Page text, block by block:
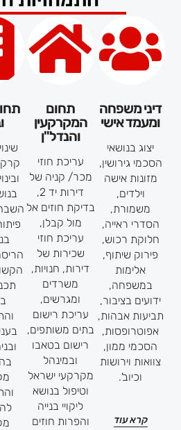
דיני משפחה
ומעמד אישי
יצוג בנושאי
הסכמי גירושין,
מזונות אישה
וילדים,
משמורת,
הסדרי ראייה,
חלוקת רכוש,
פירוק שיתוף,
אלימות
במשפחה,
ידועים בציבור,
תביעות אבהות,
אפוטרופסות,
הסכמי ממון,
צוואות וירושות
וכיוב'.
קרא עוד
תחום
המקרקעין
והנדל"ן
עריכת חוזי
מכר/ קניה של
דירות יד 2,
בדיקת חוזים אל
מול קבלן,
עריכת חוזי
שכירות של
דירות, חנויות,
משרדים
ומגרשים,
עריכת רישום
בתים משותפים,
רישום בטאבו
ובמינהל
מקרקעי ישראל
וטיפול בנושא
ליקויי בנייה
והפרות חוזים